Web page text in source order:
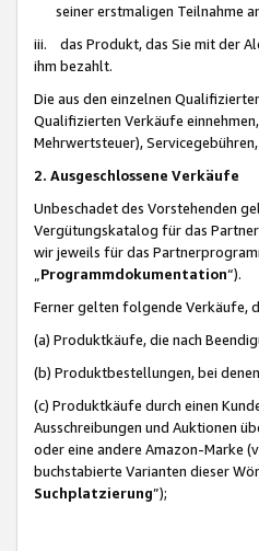
seiner erstmaligen Teilnahme
iii. das Produkt, das Sie mit der
ihm bezahlt.
Die aus den einzelnen
Qualifizierten Verkäufe
Mehrwertsteuer),
2. Ausgeschlossene Verkäufe
Unbeschadet des Vorstehenden
Vergütungskatalog für das
wir jeweils für das
Programmdokumentation“).
Ferner gelten folgende Verkäufe,
(a) Produktkäufe, die nach
(b) Produktbestellungen, bei
(c) Produktkäufe durch einen
Ausschreibungen und Auktionen
oder eine andere Amazon-Marke
buchstabierte Varianten dieser
Suchplatzierung”);